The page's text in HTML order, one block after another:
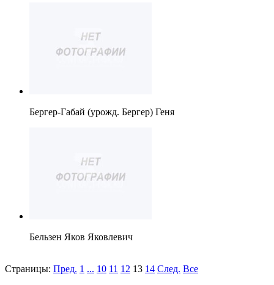
Бергер-Габай (урожд. Бергер) Геня
Бельзен Яков Яковлевич
Страницы: Пред. 1 ... 10 11 12 13 14 След. Все